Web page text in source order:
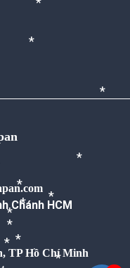
*
*
*
*
*
*
*
*
*
*
Chánh HCM
TP Hồ Chí Minh